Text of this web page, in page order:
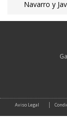
Navarro y
Aviso Legal